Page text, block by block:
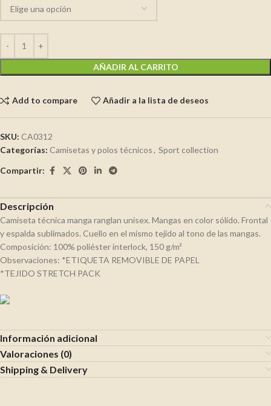
AÑADIR AL CARRITO
Add to compare Añadir a la lista de deseos
SKU: CA0312
Categorías: Camisetas y polos técnicos, Sport collection
Compartir:
Descripción
Camiseta técnica manga ranglan unisex. Mangas en color sólido. Frontal
y espalda sublimados. Cuello en el mismo tejido al tono de las mangas.
Composición: 100% poliéster interlock, 150 g/m²
Observaciones: *ETIQUETA REMOVIBLE DE PAPEL
*TEJIDO STRETCH PACK
Información adicional
Valoraciones (0)
Shipping & Delivery